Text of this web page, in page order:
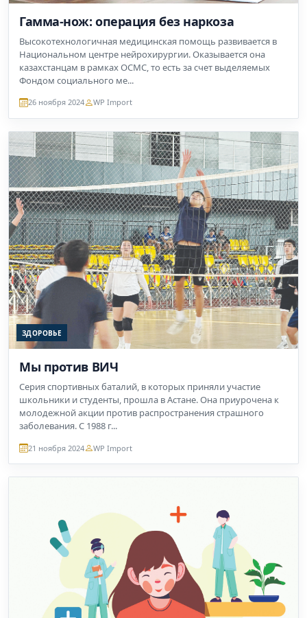
Гамма-нож: операция без наркоза
Высокотехнологичная медицинская помощь развивается в
Национальном центре нейрохирургии. Оказывается она
казахстанцам в рамках ОСМС, то есть за счет выделяемых
Фондом социального ме...
26 ноября 2024 WP Import
ЗДОРОВЬЕ
Мы против ВИЧ
Серия спортивных баталий, в которых приняли участие
школьники и студенты, прошла в Астане. Она приурочена к
молодежной акции против распространения страшного
заболевания. С 1988 г...
21 ноября 2024 WP Import